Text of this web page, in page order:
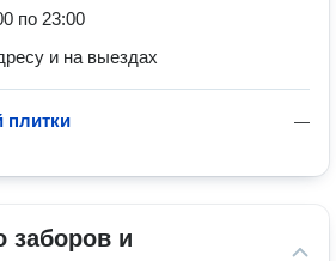
по 23:00
и на выездах
—
плитки
заборов и